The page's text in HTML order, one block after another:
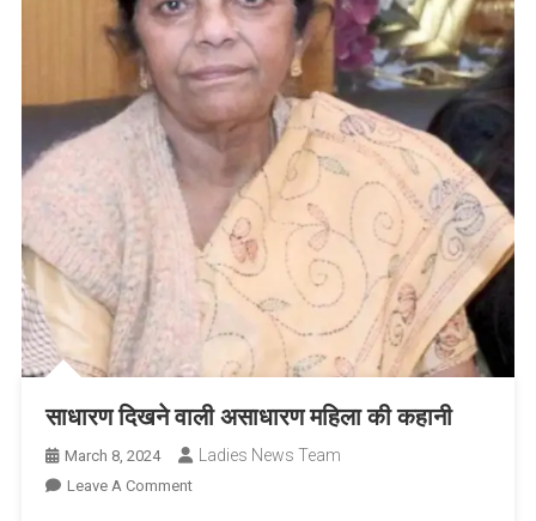
साधारण दिखने वाली असाधारण महिला की कहानी
March 8, 2024 Ladies News Team
Leave A CommentOn